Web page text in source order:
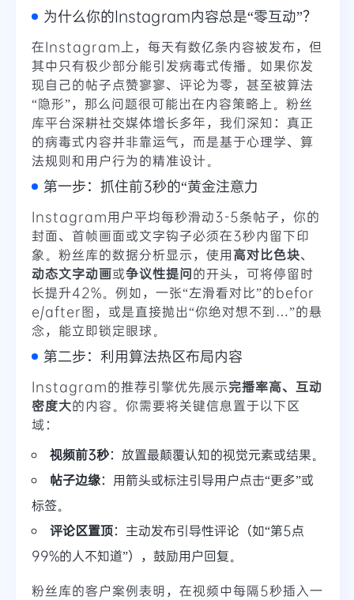
为什么你的Instagram内容总是“零互动”？
在Instagram上，每天有数亿条内容被发布，但
其中只有极少部分能引发病毒式传播。如果你发
现自己的帖子点赞寥寥、评论为零，甚至被算法
“隐形”，那么问题很可能出在内容策略上。粉丝
库平台深耕社交媒体增长多年，我们深知：真正
的病毒式内容并非靠运气，而是基于心理学、算
法规则和用户行为的精准设计。
第一步：抓住前3秒的“黄金注意力
Instagram用户平均每秒滑动3-5条帖子，你的
封面、首帧画面或文字钩子必须在3秒内留下印
象。粉丝库的数据分析显示，使用高对比色块、
动态文字动画或争议性提问的开头，可将停留时
长提升42%。例如，一张“左滑看对比”的befor
e/after图，或是直接抛出“你绝对想不到…”的悬
念，能立即锁定眼球。
第二步：利用算法热区布局内容
Instagram的推荐引擎优先展示完播率高、互动
密度大的内容。你需要将关键信息置于以下区
域：
视频前3秒：放置最颠覆认知的视觉元素或结果。
帖子边缘：用箭头或标注引导用户点击“更多”或
标签。
评论区置顶：主动发布引导性评论（如“第5点
99%的人不知道”），鼓励用户回复。
粉丝库的客户案例表明，在视频中每隔5秒插入一